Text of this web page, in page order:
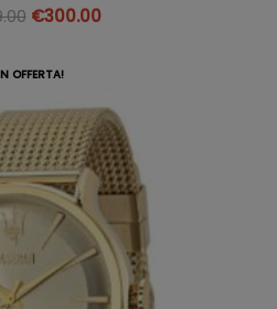
€300.00
OFFERTA!